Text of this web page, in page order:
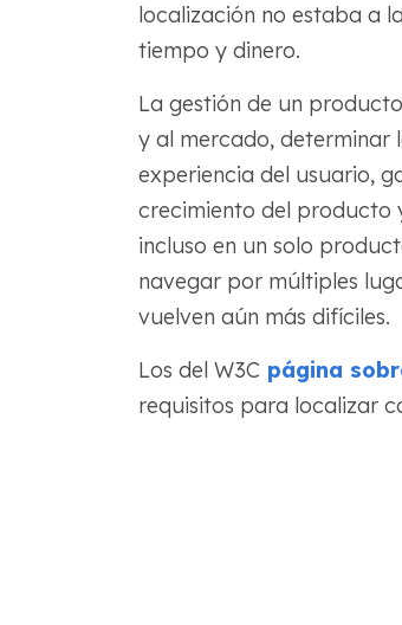
localización no estaba a
tiempo y dinero.
La gestión de un
y al mercado, determinar
experiencia del usuario,
crecimiento del producto
incluso en un solo
navegar por múltiples
vuelven aún más difíciles.
Los del W3C página
requisitos para localizar